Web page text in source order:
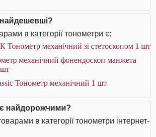
в категорії тонометри є:
Тонометр механічний зі стетоскопом 1 шт
механічний фонендоскоп манжета
Тонометр механічний 1 шт
найдорожчими?
в категорії тонометри інтернет-